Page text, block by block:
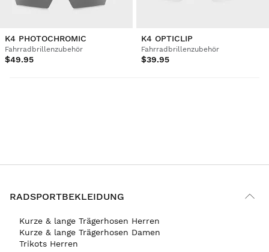
K4 PHOTOCHROMIC
Fahrradbrillenzubehör
$49.95
K4 OPTICLIP
Fahrradbrillenzubehör
$39.95
RADSPORTBEKLEIDUNG
Kurze & lange Trägerhosen Herren
Kurze & lange Trägerhosen Damen
Trikots Herren